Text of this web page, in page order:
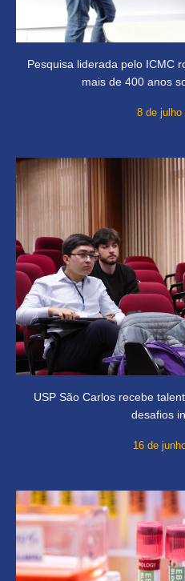
Pesquisa liderada pelo ICMC
mais de 400 anos
8 de julho
USP São Carlos recebe
desafios
16 de